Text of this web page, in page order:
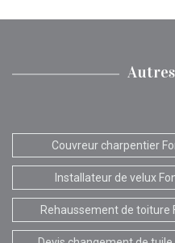
Couvreur charpentier
Installateur de velux
Rehaussement de toiture